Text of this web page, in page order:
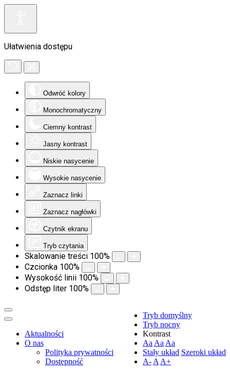
Ułatwienia dostępu
Odwróć kolory
Monochromatyczny
Ciemny kontrast
Jasny kontrast
Niskie nasycenie
Wysokie nasycenie
Zaznacz linki
Zaznacz nagłówki
Czytnik ekranu
Tryb czytania
Skalowanie treści 100%
Czcionka 100%
Wysokość linii 100%
Odstęp liter 100%
Tryb domyślny
Tryb nocny
Kontrast
Aa Aa Aa
Stały układ Szeroki układ
A- A A+
Aktualności
O nas
Polityka prywatności
Dostępność